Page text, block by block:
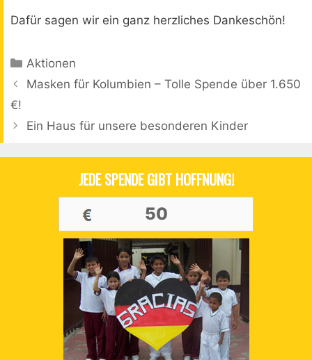
Dafür sagen wir ein ganz herzliches Dankeschön!
Kategorien
Aktionen
Beitrags-
Navigation
Masken für Kolumbien – Tolle Spende über 1.650
€!
Ein Haus für unsere besonderen Kinder
JEDE SPENDE GIBT HOFFNUNG!